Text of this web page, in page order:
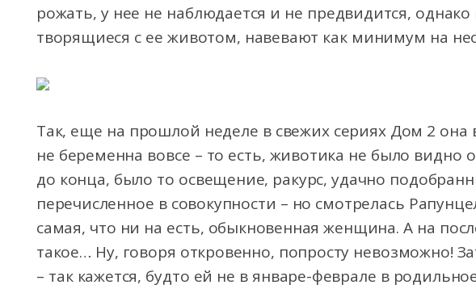
рожать, у нее не наблюдается и не предвидится,
творящиеся с ее животом, навевают как минимум на
Так, еще на прошлой неделе в свежих сериях Дом 2 она
не беременна вовсе – то есть, животика не было видно
до конца, было то освещение, ракурс, удачно
перечисленное в совокупности – но смотрелась
самая, что ни на есть, обыкновенная женщина. А на
такое… Ну, говоря откровенно, попросту невозможно!
– так кажется, будто ей не в январе-феврале в